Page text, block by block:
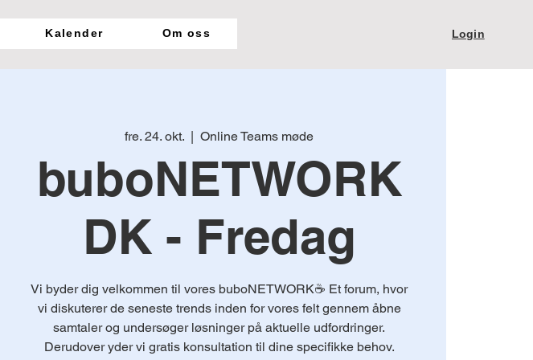
Kalender Om oss Login
fre. 24. okt.
  |
Online Teams møde
buboNETWORK
DK - Fredag
Vi byder dig velkommen til vores buboNETWORK☕️ Et forum, hvor
vi diskuterer de seneste trends inden for vores felt gennem åbne
samtaler og undersøger løsninger på aktuelle udfordringer.
Derudover yder vi gratis konsultation til dine specifikke behov.